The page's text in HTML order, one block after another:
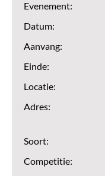
Evenement:
Datum:
Aanvang:
Einde:
Locatie:
Adres:
Soort:
Competitie: